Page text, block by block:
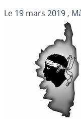
permis sur un site
devant la cour
des défenseurs de
Le 19 mars 2019 ,